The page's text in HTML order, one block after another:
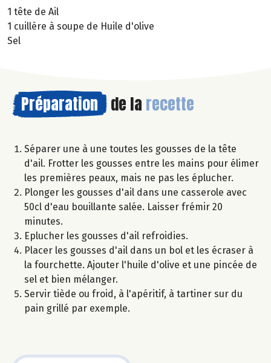
1 tête de Ail
1 cuillère à soupe de Huile d'olive
Sel
Préparation de la recette
Séparer une à une toutes les gousses de la tête
d'ail. Frotter les gousses entre les mains pour élimer
les premières peaux, mais ne pas les éplucher.
Plonger les gousses d'ail dans une casserole avec
50cl d'eau bouillante salée. Laisser frémir 20
minutes.
Eplucher les gousses d'ail refroidies.
Placer les gousses d'ail dans un bol et les écraser à
la fourchette. Ajouter l'huile d'olive et une pincée de
sel et bien mélanger.
Servir tiède ou froid, à l'apéritif, à tartiner sur du
pain grillé par exemple.